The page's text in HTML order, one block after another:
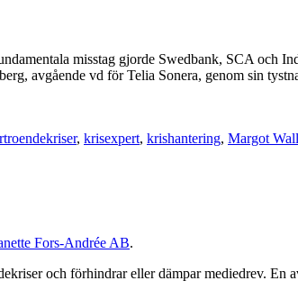
misstag gjorde Swedbank, SCA och
avgående vd för Telia Sonera, genom sin
, krisexpert, krishantering, Margot
Fors-Andrée AB.
och förhindrar eller dämpar mediedrev. En